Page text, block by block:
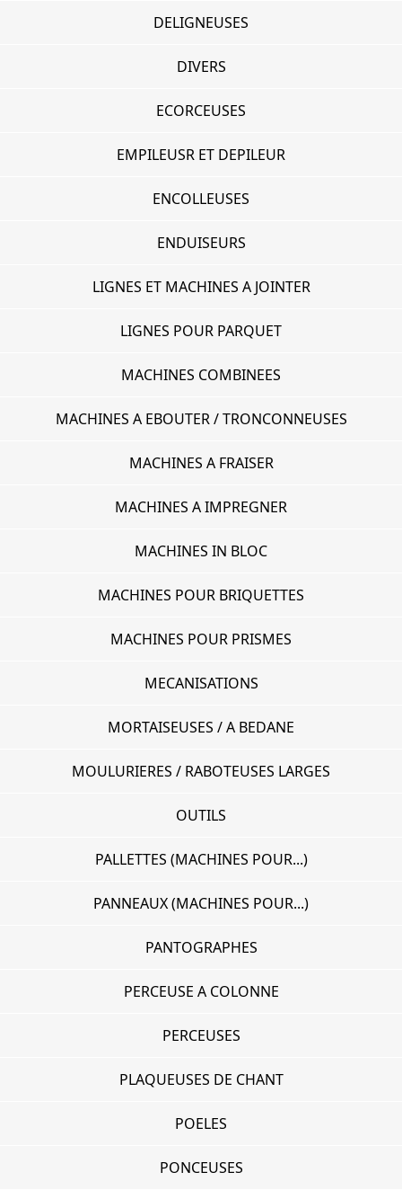
DELIGNEUSES
DIVERS
ECORCEUSES
EMPILEUSR ET DEPILEUR
ENCOLLEUSES
ENDUISEURS
LIGNES ET MACHINES A JOINTER
LIGNES POUR PARQUET
MACHINES COMBINEES
MACHINES A EBOUTER / TRONCONNEUSES
MACHINES A FRAISER
MACHINES A IMPREGNER
MACHINES IN BLOC
MACHINES POUR BRIQUETTES
MACHINES POUR PRISMES
MECANISATIONS
MORTAISEUSES / A BEDANE
MOULURIERES / RABOTEUSES LARGES
OUTILS
PALLETTES (MACHINES POUR...)
PANNEAUX (MACHINES POUR...)
PANTOGRAPHES
PERCEUSE A COLONNE
PERCEUSES
PLAQUEUSES DE CHANT
POELES
PONCEUSES